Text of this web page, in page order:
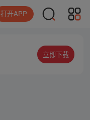
打开APP
立即下载